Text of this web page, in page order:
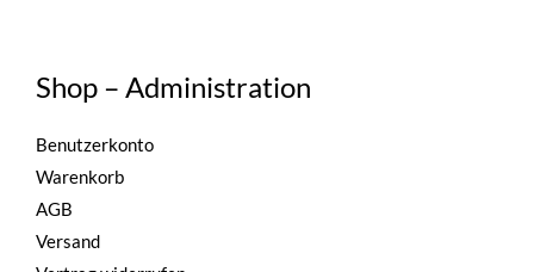
Shop – Administration
Benutzerkonto
Warenkorb
AGB
Versand